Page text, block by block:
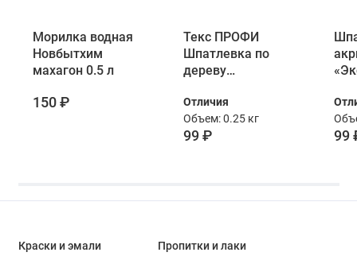
Морилка водная
Новбытхим
махагон 0.5 л
150 ₽
Текс ПРОФИ
Шпатлевка по
дереву
акриловая
махагон 0,25 кг
Отличия
Объем: 0.25 кг
99 ₽ 99
Краски и эмали Пропитки и лаки